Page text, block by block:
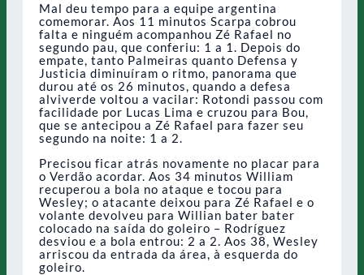
Mal deu tempo para a equipe argentina
comemorar. Aos 11 minutos Scarpa cobrou
falta e ninguém acompanhou Zé Rafael no
segundo pau, que conferiu: 1 a 1. Depois do
empate, tanto Palmeiras quanto Defensa y
Justicia diminuíram o ritmo, panorama que
durou até os 26 minutos, quando a defesa
alviverde voltou a vacilar: Rotondi passou com
facilidade por Lucas Lima e cruzou para Bou,
que se antecipou a Zé Rafael para fazer seu
segundo na noite: 1 a 2.
Precisou ficar atrás novamente no placar para
o Verdão acordar. Aos 34 minutos William
recuperou a bola no ataque e tocou para
Wesley; o atacante deixou para Zé Rafael e o
volante devolveu para Willian bater bater
colocado na saída do goleiro – Rodríguez
desviou e a bola entrou: 2 a 2. Aos 38, Wesley
arriscou da entrada da área, à esquerda do
goleiro.